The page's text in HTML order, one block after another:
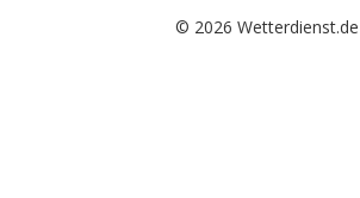
© 2026 Wetterdienst.de